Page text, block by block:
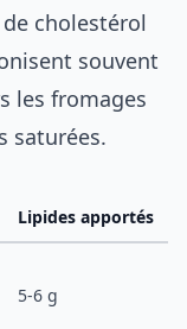
cholestérol
souvent
les fromages
saturées.
Lipides apportés
5-6 g